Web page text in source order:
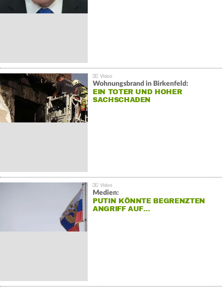
Wohnungsbrand in Birkenfeld:
EIN TOTER UND HOHER
SACHSCHADEN
Medien:
PUTIN KÖNNTE BEGRENZTEN
ANGRIFF AUF…